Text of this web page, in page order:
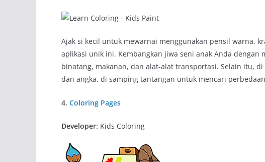
Ajak si kecil untuk mewarnai menggunakan pensil warna,
aplikasi unik ini. Kembangkan jiwa seni anak Anda dengan
binatang, makanan, dan alat-alat transportasi. Selain itu,
dan angka, di samping tantangan untuk mencari
4. Coloring Pages
Developer: Kids Coloring